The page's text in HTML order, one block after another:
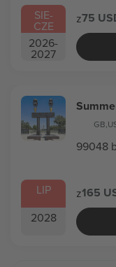
SIE-
CZE
2026-
2027
z75
LIP
2028
GB,
99048
z165